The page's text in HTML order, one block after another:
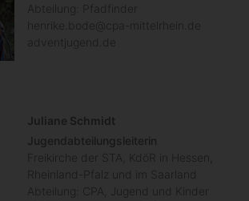
Abteilung: Pfadfinder
henrike.bode@cpa-mittelrhein.de
adventjugend.de
Juliane Schmidt
Jugendabteilungsleiterin
Freikirche der STA, KdöR in Hessen,
Rheinland-Pfalz und im Saarland
Abteilung: CPA, Jugend und Kinder